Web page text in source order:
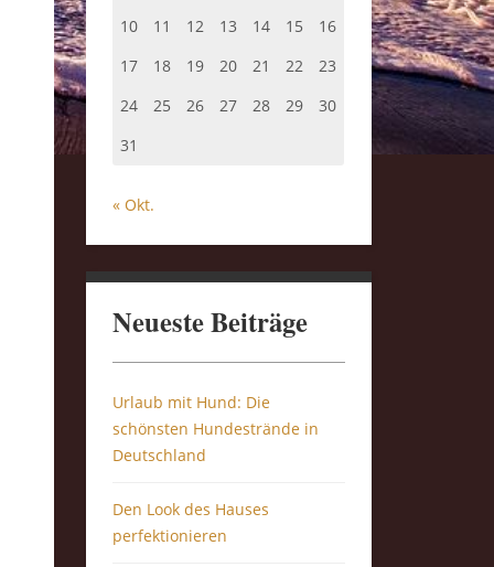
10
11 12 13 14 15
16
17
18 19 20 21 22
23
24
25 26 27 28 29
30
31
« Okt.
Neueste Beiträge
Urlaub mit Hund: Die
schönsten Hundestrände in
Deutschland
Den Look des Hauses
perfektionieren